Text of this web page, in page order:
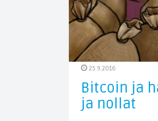
25.9.2016
Bitcoin ja
ja nollat